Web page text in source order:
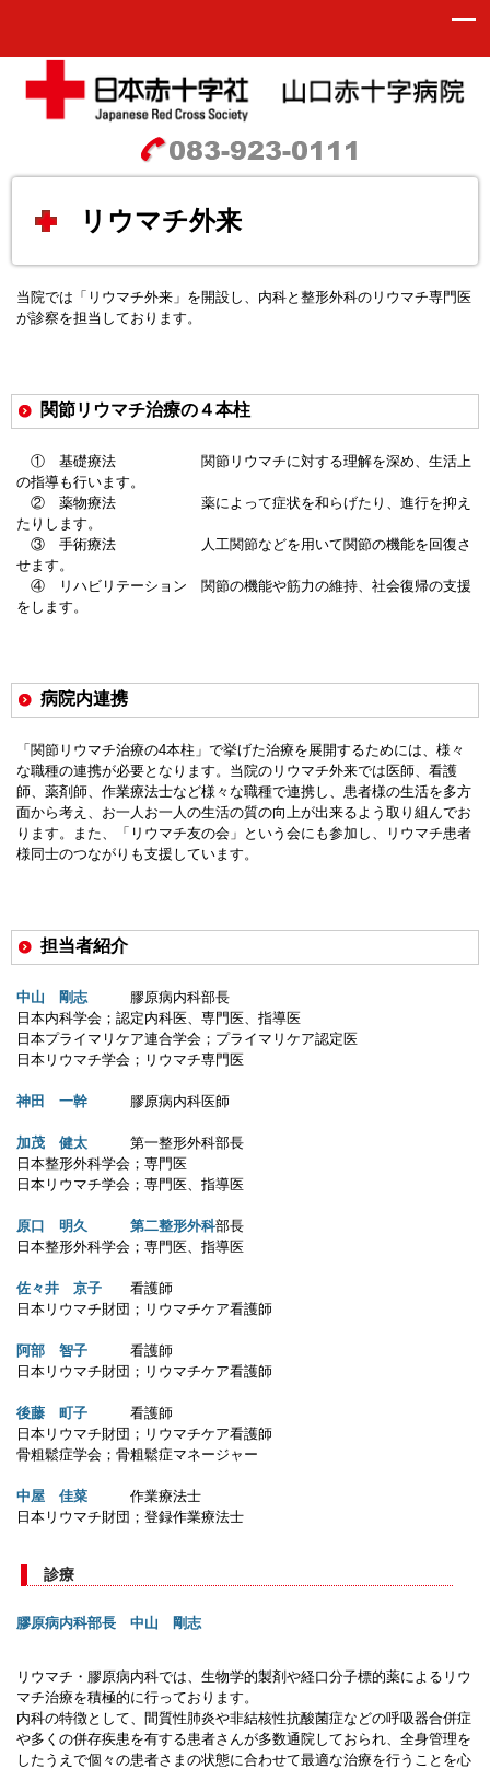
リウマチ外来
当院では「リウマチ外来」を開設し、内科と整形外科のリウマチ専門医
が診察を担当しております。
関節リウマチ治療の４本柱
① 基礎療法 関節リウマチに対する理解を深め、生活上
の指導も行います。
② 薬物療法 薬によって症状を和らげたり、進行を抑え
たりします。
③ 手術療法 人工関節などを用いて関節の機能を回復さ
せます。
④ リハビリテーション 関節の機能や筋力の維持、社会復帰の支援
をします。
病院内連携
「関節リウマチ治療の4本柱」で挙げた治療を展開するためには、様々
な職種の連携が必要となります。当院のリウマチ外来では医師、看護
師、薬剤師、作業療法士など様々な職種で連携し、患者様の生活を多方
面から考え、お一人お一人の生活の質の向上が出来るよう取り組んでお
ります。また、「リウマチ友の会」という会にも参加し、リウマチ患者
様同士のつながりも支援しています。
担当者紹介
中山 剛志 膠原病内科部長
日本内科学会；認定内科医、専門医、指導医
日本プライマリケア連合学会；プライマリケア認定医
日本リウマチ学会；リウマチ専門医
神田 一幹 膠原病内科医師
加茂 健太第一整形外科部長
日本整形外科学会；専門医
日本リウマチ学会；専門医、指導医
原口 明久 第二整形外科部長
日本整形外科学会；専門医、指導医
佐々井 京子看護師
日本リウマチ財団；リウマチケア看護師
阿部 智子看護師
日本リウマチ財団；リウマチケア看護師
後藤 町子看護師
日本リウマチ財団；リウマチケア看護師
骨粗鬆症学会；骨粗鬆症マネージャー
中屋 佳菜作業療法士
日本リウマチ財団；登録作業療法士
診療
膠原病内科部長 中山 剛志
リウマチ・膠原病内科では、生物学的製剤や経口分子標的薬によるリウ
マチ治療を積極的に行っております。
内科の特徴として、間質性肺炎や非結核性抗酸菌症などの呼吸器合併症
や多くの併存疾患を有する患者さんが多数通院しておられ、全身管理を
したうえで個々の患者さまの状態に合わせて最適な治療を行うことを心